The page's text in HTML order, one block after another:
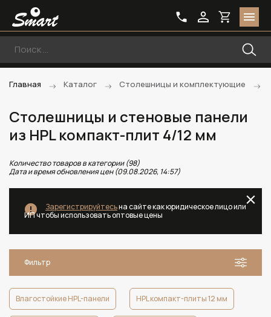
Главная Каталог Столешницы и комплектующие
Столешницы и стеновые панели
из HPL компакт-плит 4/12 мм
Количество товаров в категории (98)
Дата и время обновления цен (09.08.2026, 14:57)
Зарегистрируйтесьна сайте как юридическое лицо или
ИП чтобы использовать оптовые цены
Фильтр
Влагостойкие HPL-панели HPL компакт-плиты 12 мм